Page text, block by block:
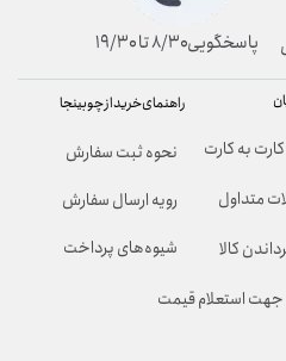
راهنمای خرید از چوبینجا
نحوه ثبت سفارش
رویه ارسال سفارش
شیوه‌های پرداخت
به کارت
متداول
کالا
استعلام قیمت
پاسخگویی۸/۳۰ تا ۱۹/۳۰